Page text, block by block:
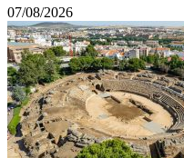
07/08/2026